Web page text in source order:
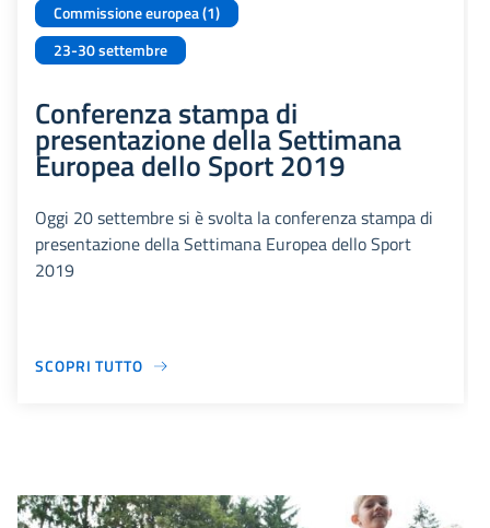
Commissione europea (1)
23-30 settembre
Conferenza stampa di
presentazione della Settimana
Europea dello Sport 2019
Oggi 20 settembre si è svolta la conferenza stampa di
presentazione della Settimana Europea dello Sport
2019
SCOPRI TUTTO